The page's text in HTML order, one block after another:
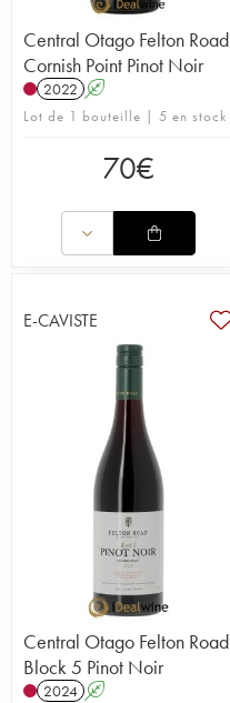
Central Otago Felton Road
Cornish Point Pinot Noir
2022 A
Lot de 1 bouteille | 5 en stock
70€
E-CAVISTE
Central Otago Felton Road
Block 5 Pinot Noir
2024 A